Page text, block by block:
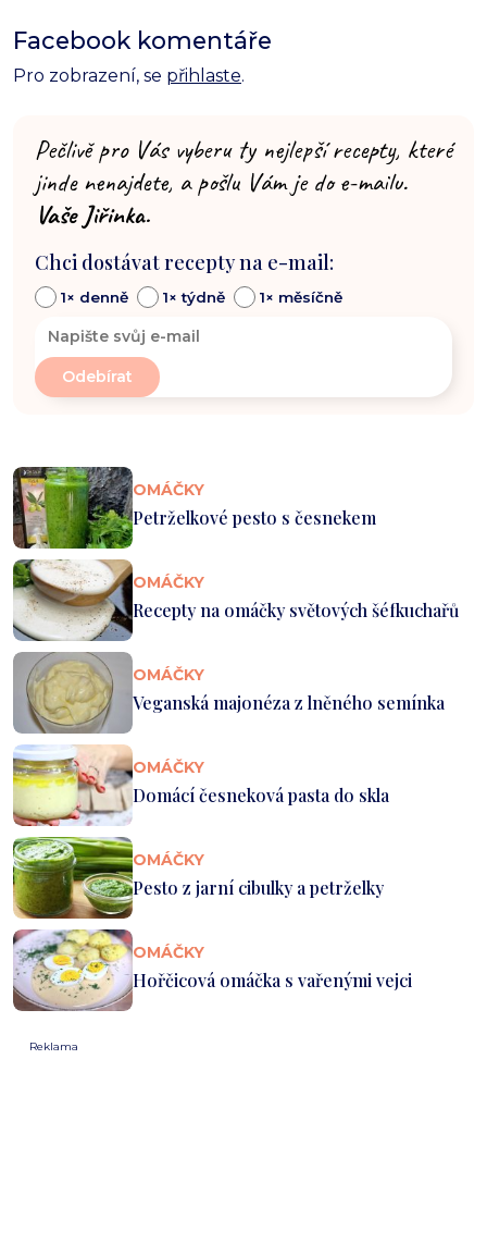
Facebook komentáře
Pro zobrazení, se přihlaste.
Pečlivě pro Vás vyberu ty nejlepší recepty, které
jinde nenajdete, a pošlu Vám je do e-mailu.
Vaše Jiřinka.
Chci dostávat recepty na e-mail:
1× denně 1× týdně 1× měsíčně
OMÁČKY
Petrželkové pesto s česnekem
OMÁČKY
Recepty na omáčky světových šéfkuchařů
OMÁČKY
Veganská majonéza z lněného semínka
OMÁČKY
Domácí česneková pasta do skla
OMÁČKY
Pesto z jarní cibulky a petrželky
OMÁČKY
Hořčicová omáčka s vařenými vejci
Reklama